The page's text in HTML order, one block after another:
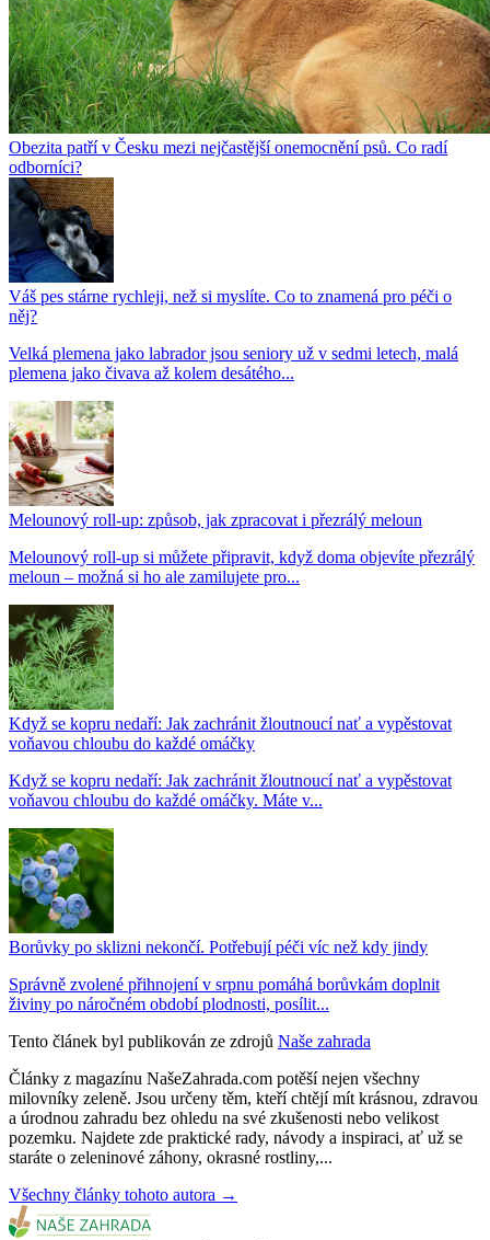
Obezita patří v Česku mezi nejčastější onemocnění psů. Co radí
odborníci?
Váš pes stárne rychleji, než si myslíte. Co to znamená pro péči o
něj?
Velká plemena jako labrador jsou seniory už v sedmi letech, malá
plemena jako čivava až kolem desátého...
Melounový roll-up: způsob, jak zpracovat i přezrálý meloun
Melounový roll-up si můžete připravit, když doma objevíte přezrálý
meloun – možná si ho ale zamilujete pro...
Když se kopru nedaří: Jak zachránit žloutnoucí nať a vypěstovat
voňavou chloubu do každé omáčky
Když se kopru nedaří: Jak zachránit žloutnoucí nať a vypěstovat
voňavou chloubu do každé omáčky. Máte v...
Borůvky po sklizni nekončí. Potřebují péči víc než kdy jindy
Správně zvolené přihnojení v srpnu pomáhá borůvkám doplnit
živiny po náročném období plodnosti, posílit...
Tento článek byl publikován ze zdrojů Naše zahrada
Články z magazínu NašeZahrada.com potěší nejen všechny
milovníky zeleně. Jsou určeny těm, kteří chtějí mít krásnou, zdravou
a úrodnou zahradu bez ohledu na své zkušenosti nebo velikost
pozemku. Najdete zde praktické rady, návody a inspiraci, ať už se
staráte o zeleninové záhony, okrasné rostliny,...
Všechny články tohoto autora →